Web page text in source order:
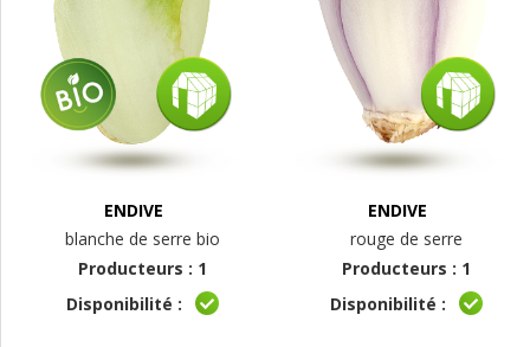
ENDIVE
blanche de serre bio
Producteurs : 1
Disponibilité :
ENDIVE
rouge de serre
Producteurs : 1
Disponibilité :